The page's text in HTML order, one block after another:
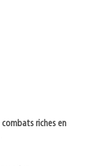
riches en